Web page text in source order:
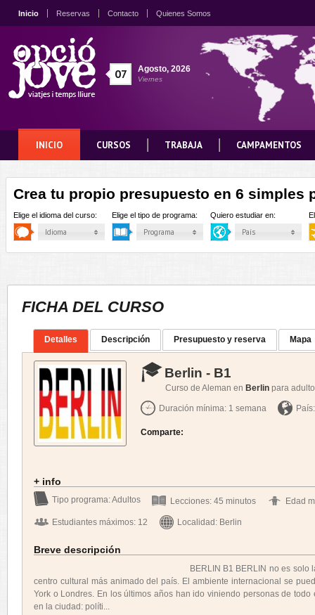
Inicio Reservas Contacto Quienes Somos
07 Agosto, 2026
Viernes
INICIO CURSOS TRABAJA CAMPAMENTOS
Crea tu propio presupuesto en 6 simples
Elige el idioma del curso:
Idioma
Elige el tipo de programa:
Programa
Quiero estudiar en:
País
FICHA DEL CURSO
Detalles Descripción Presupuesto y reserva Mapa
Berlin - B1
Curso de Aleman en Berlin para
Duración mínima: 1 semana
Comparte:
+ info
Tipo programa: Adultos Lecciones: 45 minutos Edad
Estudiantes máximos: 12 Localidad: Berlin
Breve descripción
BERLIN B1 BERLIN no es solo la capital
centro cultural más animado del país. El ambiente internacional se
York o Londres. En los últimos años han ido viniendo personas de
en la ciudad: políti...